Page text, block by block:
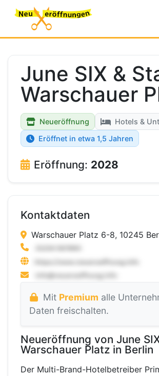
June SIX &
Warschauer
Neueröffnung
Hotels &
Eröffnet in etwa 1,5 Jahren
Eröffnung: 2028
Kontaktdaten
Warschauer Platz 6-8, 10245
Mit Premium alle
Daten freischalten.
Neueröffnung von June
Warschauer Platz in Berlin
Der Multi-Brand-Hotelbetreiber